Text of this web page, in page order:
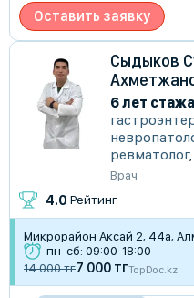
Оставить заявку
Сыдыков
6 лет
ревматолог,
Врач
4.0 Рейтинг
Микрорайон Аксай 2, 44а,
пн-сб: 09:00-18:00
14 000 тг7 000 тгTopDoc.kz